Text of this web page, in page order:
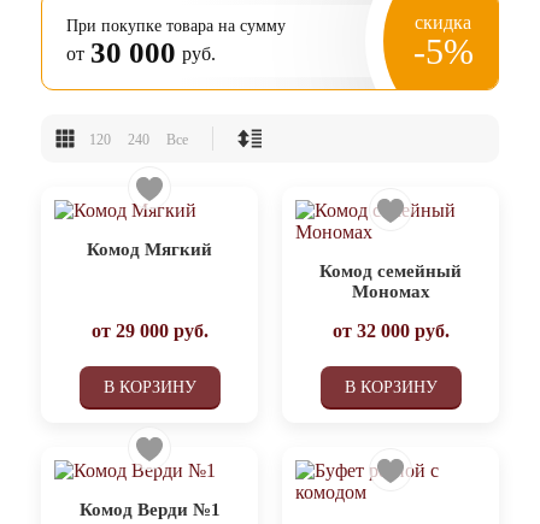
При покупке товара на сумму
от 30 000 руб.
скидка
-5%
120 240 Все
Комод Мягкий
от 29 000руб.
В КОРЗИНУ
Комод семейный
Мономах
от 32 000руб.
В КОРЗИНУ
Комод Верди №1